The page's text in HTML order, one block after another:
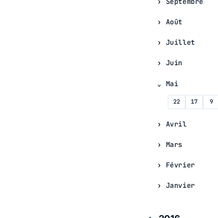
Août
Juillet
Juin
Mai
22 17 9
Avril
Mars
Février
Janvier